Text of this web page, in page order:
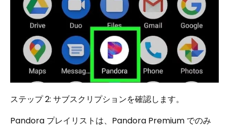
ステップ 2: サブスクリプションを確認します。
Pandora プレイリストは、Pandora Premium でのみ